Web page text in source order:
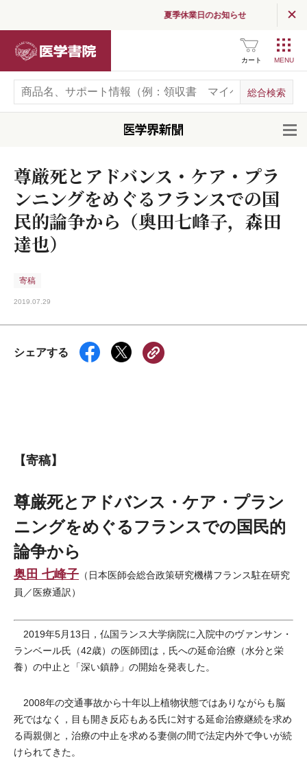
夏季休業日のお知らせ
カート
尊厳死とアドバンス・ケア・プラ
ンニングをめぐるフランスでの国
民的論争から（奥田七峰子，森田
達也）
寄稿
2019.07.29
シェアする
【寄稿】
尊厳死とアドバンス・ケア・プラン
ニングをめぐるフランスでの国民的
論争から
奥田 七峰子 （日本医師会総合政策研究機構フランス駐在研究
員／医療通訳）
2019年5月13日，仏国ランス大学病院に入院中のヴァンサン・
ランベール氏（42歳）の医師団は，氏への延命治療（水分と栄
養）の中止と「深い鎮静」の開始を発表した。
2008年の交通事故から十年以上植物状態ではありながらも脳
死ではなく，目も開き反応もある氏に対する延命治療継続を求め
る両親側と，治療の中止を求める妻側の間で法定内外で争いが続
けられてきた。